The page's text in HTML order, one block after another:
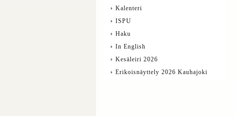
Kalenteri
ISPU
Haku
In English
Kesäleiri 2026
Erikoisnäyttely 2026 Kauhajoki